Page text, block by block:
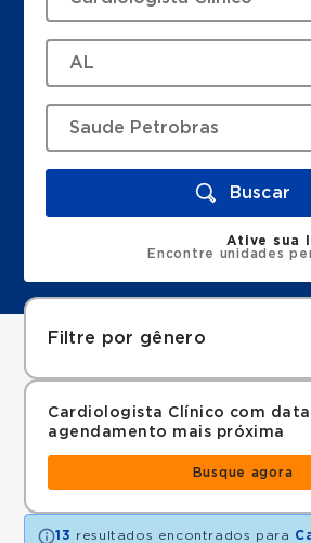
Buscar
Ative sua
Encontre unidades
Filtre por gênero
Cardiologista Clínico com
agendamento mais próxima
Busque agora
13 resultados encontrados para